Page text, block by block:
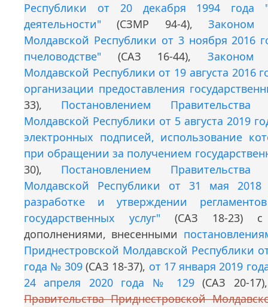
Республики от 20 декабря 1994 года
деятельности" (СЗМР 94-4), Законом
Молдавской Республики от 3 ноября 2016
пчеловодстве" (САЗ 16-44), Законом
Молдавской Республики от 19 августа 2016
организации предоставления
33), Постановлением Правительства
Молдавской Республики от 5 августа 2019
электронных подписей, использование
при обращении за получением
30), Постановлением Правительства
Молдавской Республики от 31 мая
разработке и утверждении
государственных услуг" (САЗ 18-23) с
дополнениями, внесенными
Приднестровской Молдавской Республики
года № 309(САЗ 18-37), от 17 января 2019
24 апреля 2020 года № 129(САЗ 20-
Правительства Приднестровской